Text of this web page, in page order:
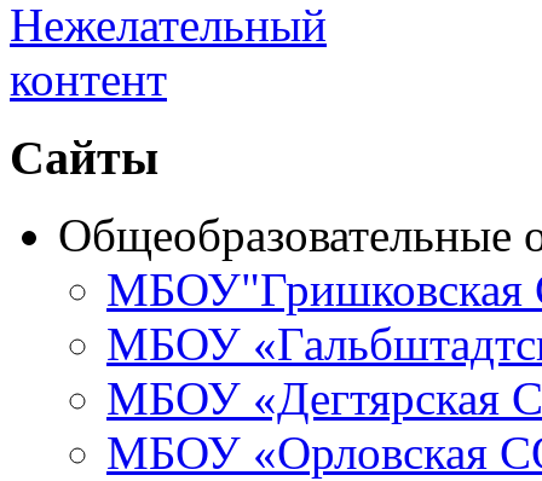
Сайты
Общеобразовательные
МБОУ
МБОУ «Дегтярская
МБОУ «Орловская